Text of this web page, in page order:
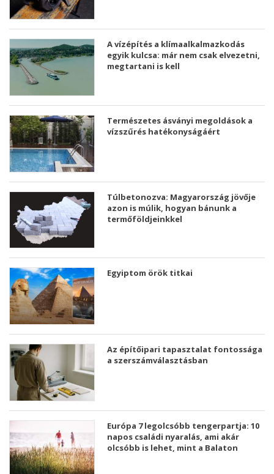
A vízépítés a klímaalkalmazkodás
egyik kulcsa: már nem csak elvezetni,
megtartani is kell
Természetes ásványi megoldások a
vízszűrés hatékonyságáért
Túlbetonozva: Magyarország jövője
azon is múlik, hogyan bánunk a
termőföldjeinkkel
Egyiptom örök titkai
Az építőipari tapasztalat fontossága
a szerszámválasztásban
Európa 7 legolcsóbb tengerpartja: 10
napos családi nyaralás, ami akár
olcsóbb is lehet, mint a Balaton